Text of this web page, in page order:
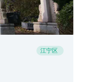
江宁区